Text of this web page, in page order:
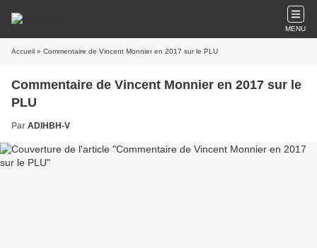
MENU
Accueil » Commentaire de Vincent Monnier en 2017 sur le PLU
Commentaire de Vincent Monnier en 2017 sur le
PLU
Par ADIHBH-V